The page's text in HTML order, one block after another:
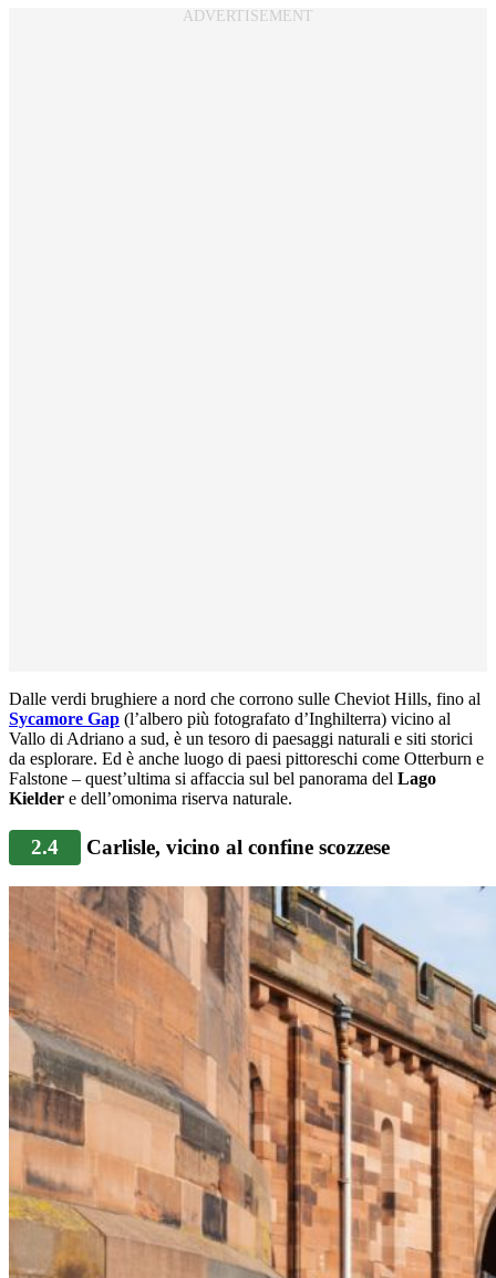
Dalle verdi brughiere a nord che corrono sulle Cheviot Hills, fino al
Sycamore Gap (l’albero più fotografato d’Inghilterra) vicino al
Vallo di Adriano a sud, è un tesoro di paesaggi naturali e siti storici
da esplorare. Ed è anche luogo di paesi pittoreschi come Otterburn e
Falstone – quest’ultima si affaccia sul bel panorama del Lago
Kielder e dell’omonima riserva naturale.
2.4 Carlisle, vicino al confine scozzese